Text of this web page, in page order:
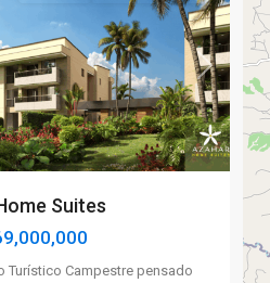
Next
Suites
Turístico Campestre pensado